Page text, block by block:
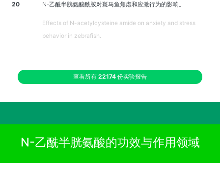
20 N-乙酰半胱氨酸酰胺对斑马鱼焦虑和应激行为的影响。
Effects of N-acetylcysteine amide on anxiety and stress
behavior in zebrafish.
查看所有 22174 份实验报告
N-乙酰半胱氨酸的功效与作用领域